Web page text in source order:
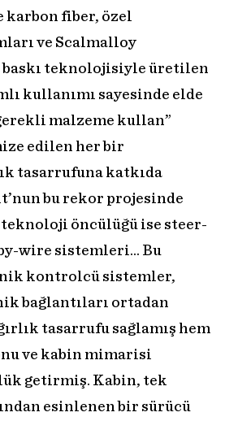
fiber, özel
ve Scalmalloy
baskı teknolojisiyle üretilen
kullanımı sayesinde elde
malzeme kullan”
edilen her bir
tasarrufuna katkıda
bu rekor projesinde
öncülüğü ise steer-
wire sistemleri… Bu
kontrolcü sistemler,
bağlantıları ortadan
tasarrufu sağlamış hem
ve kabin mimarisi
getirmiş. Kabin, tek
esinlenen bir sürücü